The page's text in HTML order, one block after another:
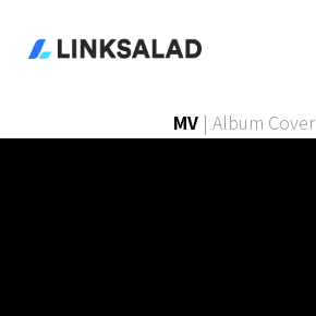
MV | Album Cover